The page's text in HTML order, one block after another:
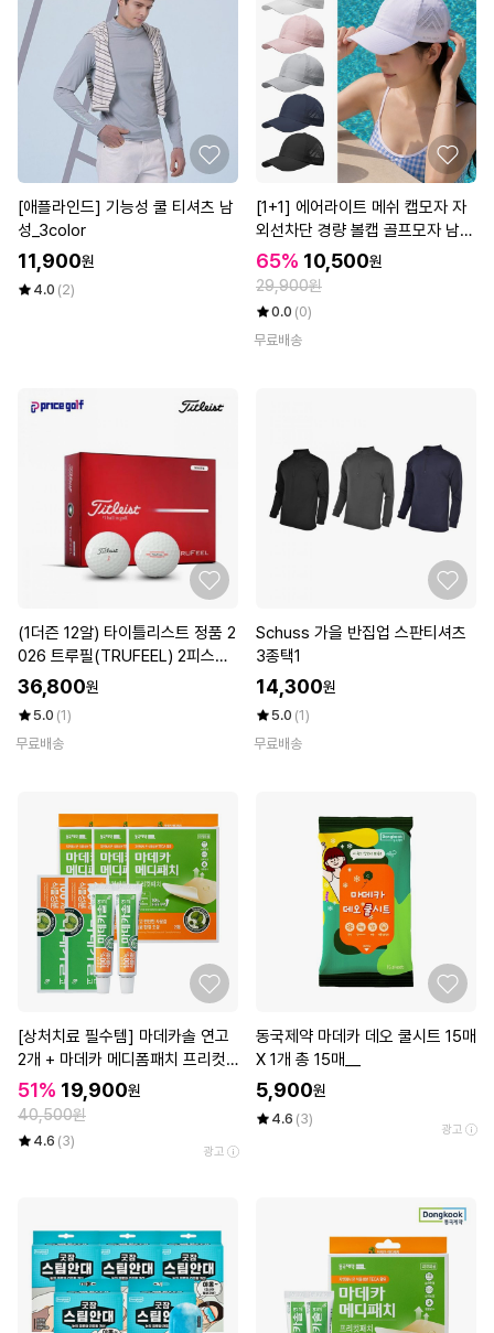
[애플라인드] 기능성 쿨 티셔츠 남
성_3color
11,900원
4.0 (2)
[1+1] 에어라이트 메쉬 캡모자 자
외선차단 경량 볼캡 골프모자 남녀
공용 (총 2P)
65% 10,500원
29,900원
0.0 (0)
무료배송
(1더즌 12알) 타이틀리스트 정품 2
026 트루필(TRUFEEL) 2피스
(화이트 옐로우)
36,800원
5.0 (1)
무료배송
Schuss 가을 반집업 스판티셔츠
3종택1
14,300원
5.0 (1)
무료배송
[상처치료 필수템] 마데카솔 연고
2개 + 마데카 메디폼패치 프리컷
2매*3개
51% 19,900원
40,500원
4.6 (3)
광고
동국제약 마데카 데오 쿨시트 15매
X 1개 총 15매__
5,900원
4.6 (3)
광고